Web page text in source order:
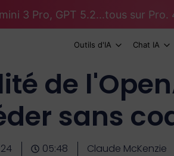
3 Pro, GPT 5.2...tous sur Pro.
Outils d'IA Chat IA
de
sans
05:48 Claude McKenzie